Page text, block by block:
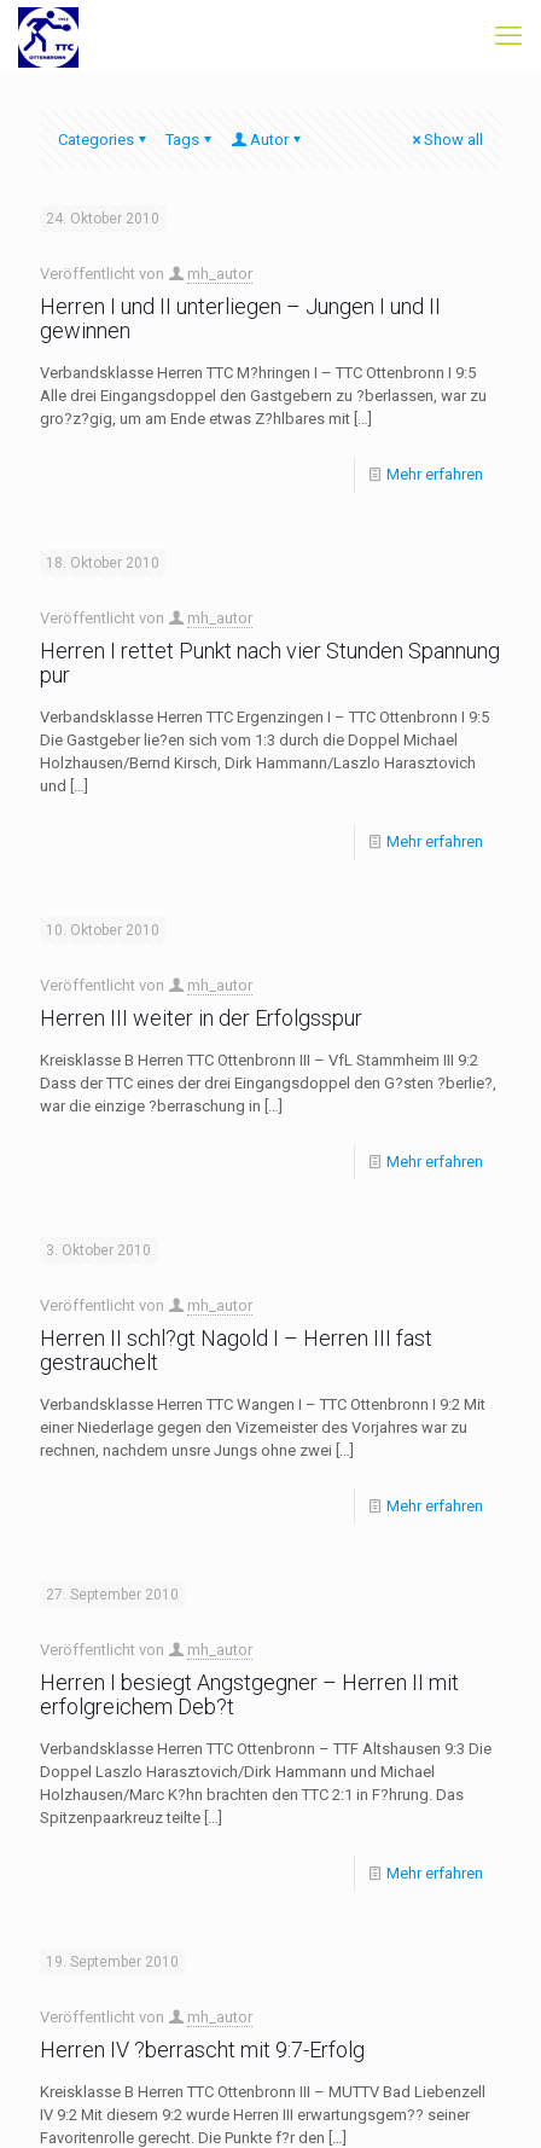
Categories Tags Autor Show all
24. Oktober 2010
Veröffentlicht von mh_autor
Herren I und II unterliegen – Jungen I und II
gewinnen
Verbandsklasse Herren TTC M?hringen I – TTC Ottenbronn I 9:5
Alle drei Eingangsdoppel den Gastgebern zu ?berlassen, war zu
gro?z?gig, um am Ende etwas Z?hlbares mit […]
Mehr erfahren
18. Oktober 2010
Veröffentlicht von mh_autor
Herren I rettet Punkt nach vier Stunden Spannung
pur
Verbandsklasse Herren TTC Ergenzingen I – TTC Ottenbronn I 9:5
Die Gastgeber lie?en sich vom 1:3 durch die Doppel Michael
Holzhausen/Bernd Kirsch, Dirk Hammann/Laszlo Harasztovich
und […]
Mehr erfahren
10. Oktober 2010
Veröffentlicht von mh_autor
Herren III weiter in der Erfolgsspur
Kreisklasse B Herren TTC Ottenbronn III – VfL Stammheim III 9:2
Dass der TTC eines der drei Eingangsdoppel den G?sten ?berlie?,
war die einzige ?berraschung in […]
Mehr erfahren
3. Oktober 2010
Veröffentlicht von mh_autor
Herren II schl?gt Nagold I – Herren III fast
gestrauchelt
Verbandsklasse Herren TTC Wangen I – TTC Ottenbronn I 9:2 Mit
einer Niederlage gegen den Vizemeister des Vorjahres war zu
rechnen, nachdem unsre Jungs ohne zwei […]
Mehr erfahren
27. September 2010
Veröffentlicht von mh_autor
Herren I besiegt Angstgegner – Herren II mit
erfolgreichem Deb?t
Verbandsklasse Herren TTC Ottenbronn – TTF Altshausen 9:3 Die
Doppel Laszlo Harasztovich/Dirk Hammann und Michael
Holzhausen/Marc K?hn brachten den TTC 2:1 in F?hrung. Das
Spitzenpaarkreuz teilte […]
Mehr erfahren
19. September 2010
Veröffentlicht von mh_autor
Herren IV ?berrascht mit 9:7-Erfolg
Kreisklasse B Herren TTC Ottenbronn III – MUTTV Bad Liebenzell
IV 9:2 Mit diesem 9:2 wurde Herren III erwartungsgem?? seiner
Favoritenrolle gerecht. Die Punkte f?r den […]